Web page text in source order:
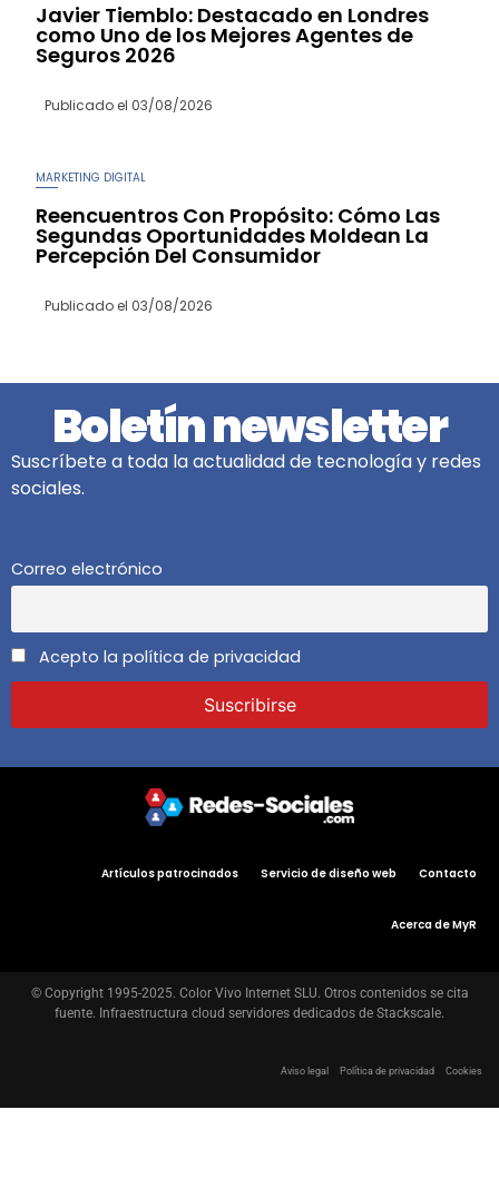
Javier Tiemblo: Destacado en Londres
como Uno de los Mejores Agentes de
Seguros 2026
Publicado el 03/08/2026
MARKETING DIGITAL
Reencuentros Con Propósito: Cómo Las
Segundas Oportunidades Moldean La
Percepción Del Consumidor
Publicado el 03/08/2026
Boletín newsletter
Suscríbete a toda la actualidad de tecnología y redes
sociales.
Correo electrónico
Acepto la política de privacidad
Artículos patrocinados Servicio de diseño web Contacto
Acerca de MyR
© Copyright 1995-2025. Color Vivo Internet SLU. Otros contenidos se cita
fuente. Infraestructura cloud servidores dedicados de Stackscale.
Aviso legal Política de privacidad Cookies